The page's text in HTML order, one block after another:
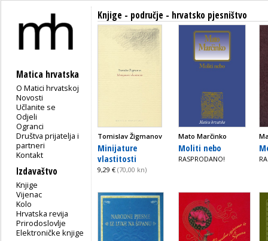
Matica hrvatska
O Matici hrvatskoj
Novosti
Učlanite se
Odjeli
Ogranci
Društva prijatelja i
partneri
Kontakt
Izdavaštvo
Knjige
Vijenac
Kolo
Hrvatska revija
Prirodoslovlje
Elektroničke knjige
Knjige - područje - hrvatsko pjesništvo
Tomislav Žigmanov
Minijature
vlastitosti
9,29 € (70,00 kn)
Mato Marčinko
Moliti nebo
RASPRODANO!